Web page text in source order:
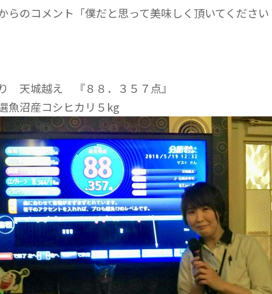
らのコメント「僕だと思って美味しく頂いてくださ
天城越え 『８８．３５７点』
沼産コシヒカリ５kg